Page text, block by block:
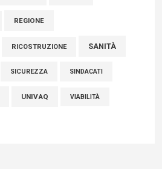
REGIONE
RICOSTRUZIONE SANITÀ
SICUREZZA SINDACATI
UNIVAQ VIABILITÀ